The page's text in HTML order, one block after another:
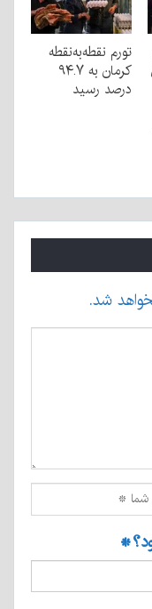
تورم نقطه‌به‌نقطه
کرمان به ۹۴.۷
درصد رسید
شد.
*